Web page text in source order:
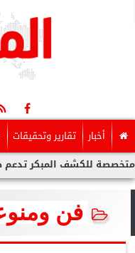
أخبار تقارير وتحقيقات
تدعم صحة المرأة
فن